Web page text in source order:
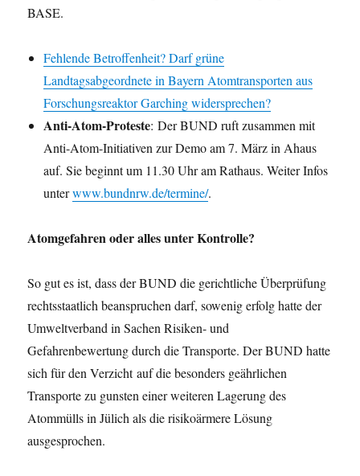
BASE.
Fehlende Betroffenheit? Darf grüne
Landtagsabgeordnete in Bayern Atomtransporten aus
Forschungsreaktor Garching widersprechen?
Anti-Atom-Proteste: Der BUND ruft zusammen mit
Anti-Atom-Initiativen zur Demo am 7. März in Ahaus
auf. Sie beginnt um 11.30 Uhr am Rathaus. Weiter Infos
unterwww.bundnrw.de/termine/.
Atomgefahren oder alles unter Kontrolle?
So gut es ist, dass der BUND die gerichtliche Überprüfung
rechtsstaatlich beanspruchen darf, sowenig erfolg hatte der
Umweltverband in Sachen Risiken- und
Gefahrenbewertung durch die Transporte. Der BUND hatte
sich für den Verzicht auf die besonders geährlichen
Transporte zu gunsten einer weiteren Lagerung des
Atommülls in Jülich als die risikoärmere Lösung
ausgesprochen.